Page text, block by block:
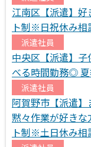
江南区【派遣】
ト制※日祝休み
派遣社員
中央区【派遣】
べる時間勤務◎
派遣社員
阿賀野市【派遣】
黙々作業が好き
ト制※土日休み相